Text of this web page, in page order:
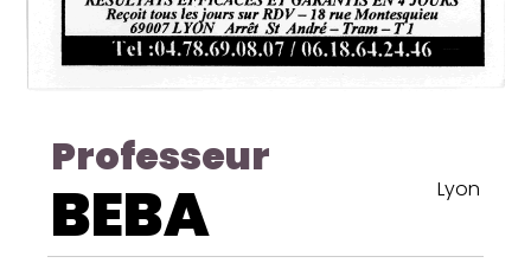
Professeur
BEBA Lyon